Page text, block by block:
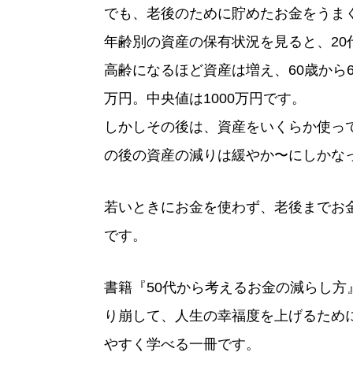
でも、老後のために貯めたお金をう
年齢別の資産の保有状況を見ると、
高齢になるほど資産は増え、60歳か
万円。中央値は1000万円です。
しかしその後は、資産をいくらか使
の後の資産の減りは緩やか〜にしかな
若いときにお金を使わず、老後まで
です。
書籍『50代から考えるお金の減らし
り崩して、人生の幸福度を上げるた
やすく学べる一冊です。